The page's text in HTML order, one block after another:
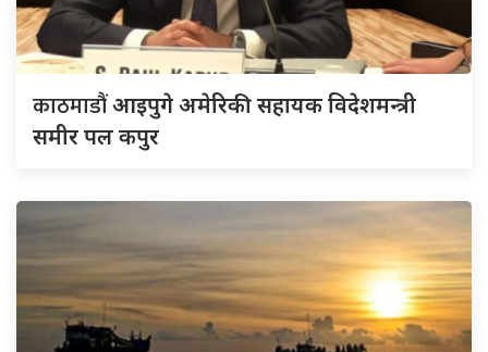
काठमाडौंआइपुगे अमेरिकी सहायक विदेशमन्त्री
समीर पल कपुर